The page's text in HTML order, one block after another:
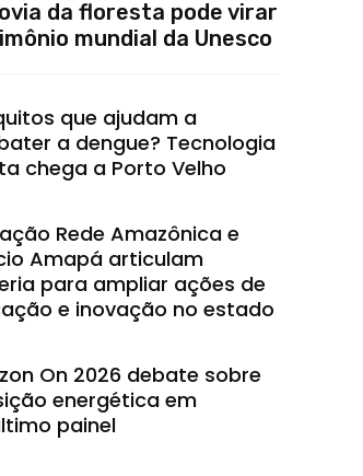
da floresta pode virar
mundial da Unesco
que ajudam a
a dengue? Tecnologia
chega a Porto Velho
Rede Amazônica e
Amapá articulam
para ampliar ações de
e inovação no estado
On 2026 debate sobre
energética em
painel